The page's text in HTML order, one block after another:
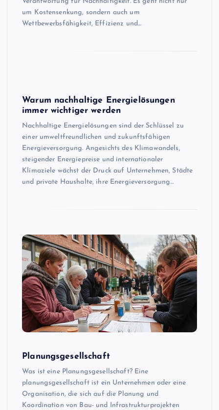
um Kostensenkung, sondern auch um
Wettbewerbsfähigkeit, Effizienz und…
Warum nachhaltige Energielösungen
immer wichtiger werden
Nachhaltige Energielösungen sind der Schlüssel zu
einer umweltfreundlichen und zukunftsfähigen
Energieversorgung. Angesichts des Klimawandels,
steigender Energiepreise und internationaler
Klimaziele wächst der Druck auf Unternehmen, Städte
und private Haushalte, ihre Energieversorgung…
Planungsgesellschaft
Was ist eine Planungsgesellschaft? Eine
planungsgesellschaft ist ein Unternehmen oder eine
Organisation, die sich auf die Planung und
Koordination von Bau- und Infrastrukturprojekten